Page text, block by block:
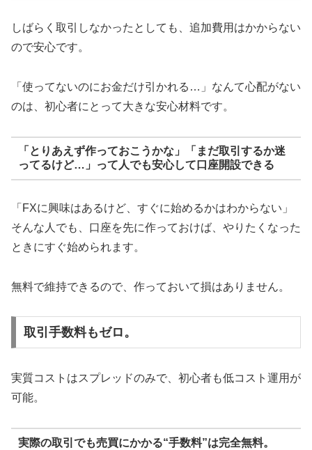
しばらく取引しなかったとしても、追加費用はかからない
ので安心です。
「使ってないのにお金だけ引かれる…」なんて心配がない
のは、初心者にとって大きな安心材料です。
「とりあえず作っておこうかな」「まだ取引するか迷
ってるけど…」って人でも安心して口座開設できる
「FXに興味はあるけど、すぐに始めるかはわからない」
そんな人でも、口座を先に作っておけば、やりたくなった
ときにすぐ始められます。
無料で維持できるので、作っておいて損はありません。
取引手数料もゼロ。
実質コストはスプレッドのみで、初心者も低コスト運用が
可能。
実際の取引でも売買にかかる“手数料”は完全無料。